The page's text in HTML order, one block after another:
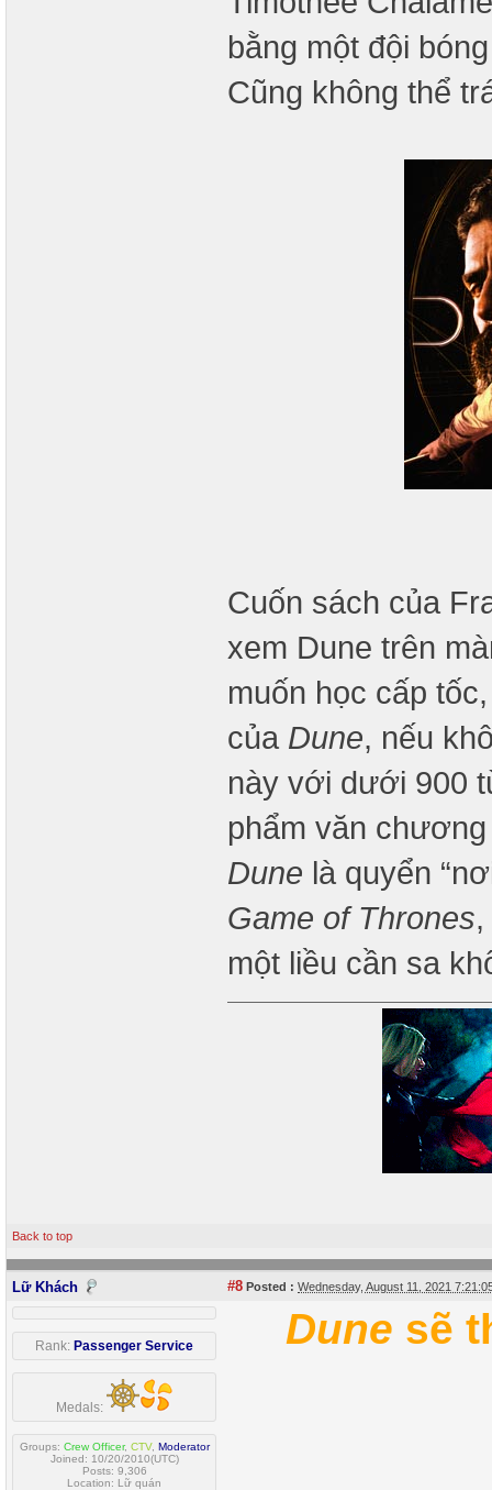
bằng một đội
Cũng không thể
Cuốn sách của
xem Dune trên
muốn học cấp
của Dune, nếu
này với dưới 900
phẩm văn
Dune là quyển
Game of Thrones
một liều cần sa
Back to top
Lữ Khách #8 Posted : Wednesday, August 11, 2021
Rank: Passenger Service
Medals:
Groups: Crew Officer, CTV, Moderator
Joined: 10/20/2010(UTC)
Posts: 9,306
Location: Lữ quán
Dune sẽ